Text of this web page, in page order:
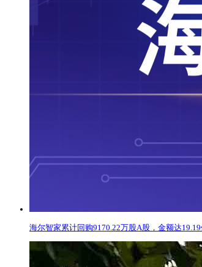
海尔智家累计回购9170.22万股A股，金额达